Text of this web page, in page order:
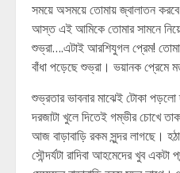
সময়ে অসময়ে তোমায় জ্বালাতন
আস্ত এই আমিকে তোমার সামনে
শুভ্রা….এটাই আরশিযুগল প্রেম!
বাঁধা পড়েছে শুভ্রা। ভয়ানক প্রেমে
শুভ্রতার ভাবনার মাঝেই টোকা
দরজাটা খুলে দিতেই গম্ভীর চোখে
আজ বাড়াবাড়ি রকম সুন্দর লাগছে।
সৌন্দর্যটা রাদিবা আহমেদের খুব একটা